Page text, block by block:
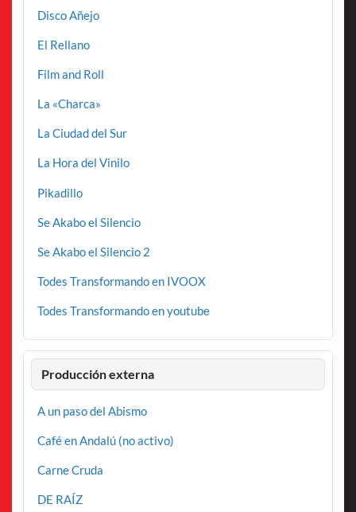
Disco Añejo
El Rellano
Film and Roll
La «Charca»
La Ciudad del Sur
La Hora del Vinilo
Pikadillo
Se Akabo el Silencio
Se Akabo el Silencio 2
Todes Transformando en IVOOX
Todes Transformando en youtube
Producción externa
A un paso del Abismo
Café en Andalú (no activo)
Carne Cruda
DE RAÍZ